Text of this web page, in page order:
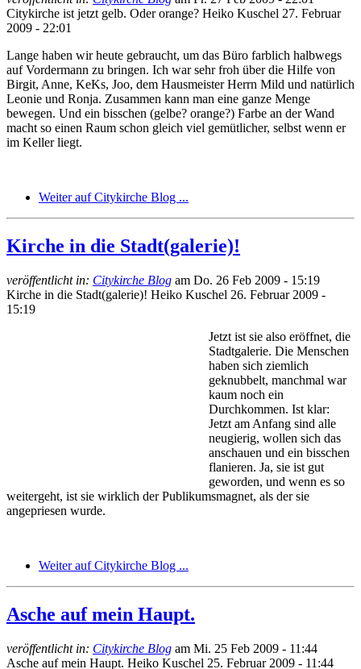
Citykirche ist jetzt gelb. Oder orange? Heiko Kuschel 27. Februar
2009 - 22:01
Lange haben wir heute gebraucht, um das Büro farblich halbwegs
auf Vordermann zu bringen. Ich war sehr froh über die Hilfe von
Birgit, Anne, KeKs, Joo, dem Hausmeister Herrn Mild und natürlich
Leonie und Ronja. Zusammen kann man eine ganze Menge
bewegen. Und ein bisschen (gelbe? orange?) Farbe an der Wand
macht so einen Raum schon gleich viel gemütlicher, selbst wenn er
im Keller liegt.
Weiter auf Citykirche Blog ...
Kirche in die Stadt(galerie)!
veröffentlicht in: Citykirche Blog am Do. 26 Feb 2009 - 15:19
Kirche in die Stadt(galerie)! Heiko Kuschel 26. Februar 2009 -
15:19
Jetzt ist sie also eröffnet, die
Stadtgalerie. Die Menschen
haben sich ziemlich
geknubbelt, manchmal war
kaum noch ein
Durchkommen. Ist klar:
Jetzt am Anfang sind alle
neugierig, wollen sich das
anschauen und ein bisschen
flanieren. Ja, sie ist gut
geworden, und wenn es so
weitergeht, ist sie wirklich der Publikumsmagnet, als der sie
angepriesen wurde.
Weiter auf Citykirche Blog ...
Asche auf mein Haupt.
veröffentlicht in: Citykirche Blog am Mi. 25 Feb 2009 - 11:44
Asche auf mein Haupt. Heiko Kuschel 25. Februar 2009 - 11:44